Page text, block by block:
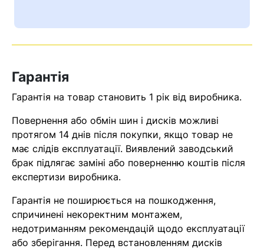
Помилка:
Оператор зв’яжеться з вами
найближчим часом
Гарантія
Гарантія на товар становить 1 рік від виробника.
Повернення або обмін шин і дисків можливі
протягом 14 днів після покупки, якщо товар не
має слідів експлуатації. Виявлений заводський
брак підлягає заміні або поверненню коштів після
експертизи виробника.
Гарантія не поширюється на пошкодження,
спричинені некоректним монтажем,
недотриманням рекомендацій щодо експлуатації
або зберігання. Перед встановленням дисків